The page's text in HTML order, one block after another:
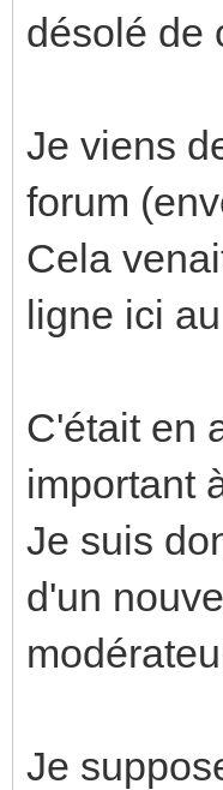
désolé de
Je viens
forum
Cela
ligne ici
C'était en
important
Je suis
d'un
Je